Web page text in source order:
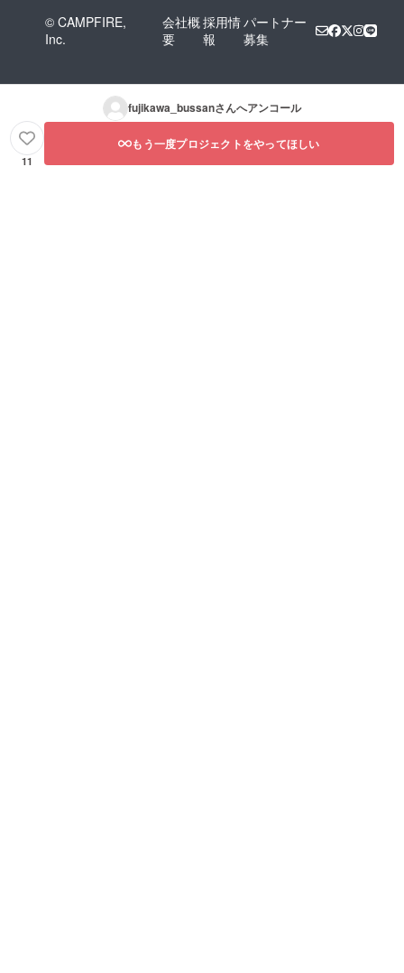
.1〜
2024.10
© CAMPFIRE,
Inc.
会社概
要
採用情
報
パートナー
募集
fujikawa_bussanさんへアンコール
11
もう一度プロジェクトをやってほしい